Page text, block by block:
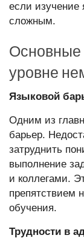
если изучение
сложным.
Основные
уровне
Языковой
Одним из
барьер.
затруднить
выполнение
и коллегами.
препятствием
обучения.
Трудности в